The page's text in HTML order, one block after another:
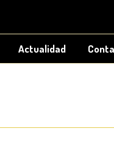
Actualidad